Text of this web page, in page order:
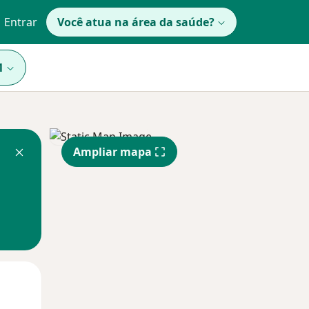
Entrar Você atua na área da saúde?
Ampliar mapa